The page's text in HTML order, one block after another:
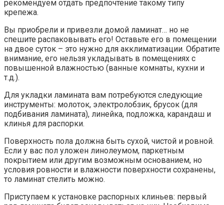
рекомендуем отдать предпочтение такому типу
крепежа.
Вы приобрели и привезли домой ламинат… но не
спешите распаковывать его! Оставьте его в помещении
на двое суток – это нужно для акклиматизации. Обратите
внимание, его нельзя укладывать в помещениях с
повышенной влажностью (ванные комнаты, кухни и
т.д.).
Для укладки ламината вам потребуются следующие
инструменты: молоток, электролобзик, брусок (для
подбивания ламината), линейка, подложка, карандаш и
клинья для распорки.
Поверхность пола должна быть сухой, чистой и ровной.
Если у вас пол уложен линолеумом, паркетным
покрытием или другим возможным основанием, но
условия ровности и влажности поверхности сохранены,
то ламинат стелить можно.
Приступаем к установке распорных клиньев: первый